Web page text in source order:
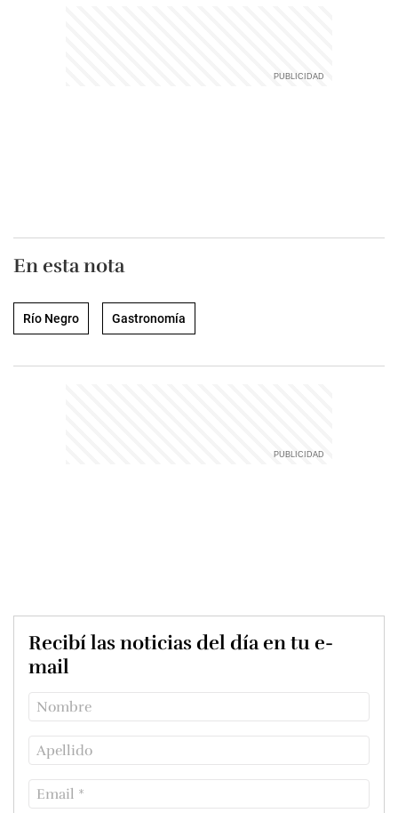
En esta nota
Río Negro Gastronomía
Recibí las noticias del día en tu e-
mail